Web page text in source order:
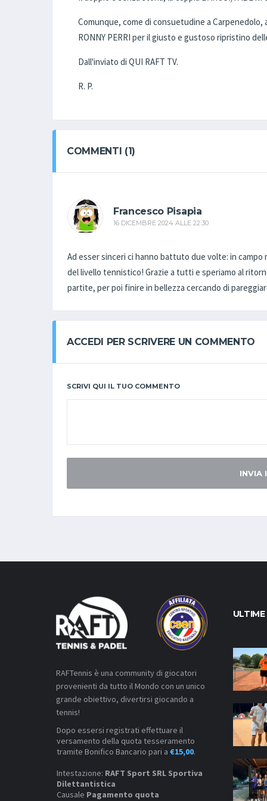
Comunque, come di consuetudine a
RONNY PERRI per il giusto e gustoso ripristino
Dall'inviato di QUI RAFT TV.
R. P.
COMMENTI (1)
Francesco Pisapia
16 DICEMBRE 2024 ALLE 22:30
Ad esser sinceri ci hanno battuto due volte: in
del livello tennistico! Grazie a tutti e speriamo al
partite, per poi finire in bellezza cercando di
ACCEDI PER SCRIVERE UN COMMENTO
SCRIVI QUI IL TUO COMMENTO
INVIA
RAFTennis è una community di giocatori
provenienti da tutto il Mondo con un unico
grande obiettivo, divertirsi giocando a
tennis!
Dopo essersi registrati effettuare il
versamento della quota tesseramento
tramite Bonifico Bancario pari a €15,00.
Intestazione: RAFT Sport SRL Sportiva
Dilettantistica
Causale Pagamento quota